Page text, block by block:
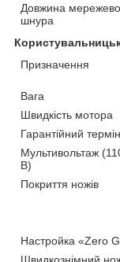
Довжина
шнура
Призначення
Вага
Швидкість мотора
Гарантійний термін
Мультивольтаж
В)
Покриття ножів
Настройка «Zero
Швидкознімний